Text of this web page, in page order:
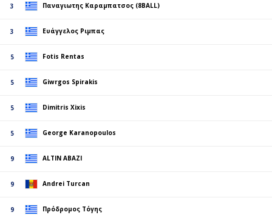
3 Παναγιωτης Καραμπατσος (8BALL)
3 Ευάγγελος Ριμπας
5 Fotis Rentas
5 Giwrgos Spirakis
5 Dimitris Xixis
5 George Karanopoulos
9 ALTIN ABAZI
9 Andrei Turcan
9 Πρόδρομος Τόγης